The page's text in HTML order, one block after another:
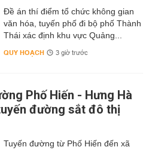
Đề án thí điểm tổ chức không gian
văn hóa, tuyến phố đi bộ phố Thành
Thái xác định khu vực Quảng...
QUY HOẠCH 3 giờ trước
Phố Hiến - Hưng Hà
đường sắt đô thị
Tuyến đường từ Phố Hiến đến xã